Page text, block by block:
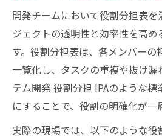
開発チームにおいて役割分担表を
ジェクトの透明性と効率性を高
す。役割分担表は、各メンバーの
一覧化し、タスクの重複や抜け漏
テム開発 役割分担 IPAのような
にすることで、役割の明確化が一
実際の現場では、以下のような役